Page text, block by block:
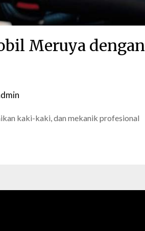
Meruya dengan
kaki-kaki, dan mekanik profesional